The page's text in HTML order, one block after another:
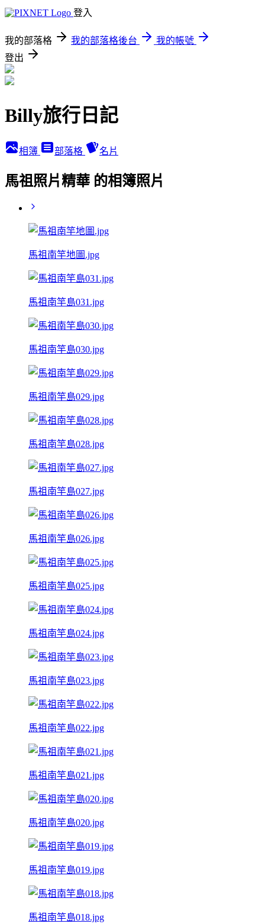
登入
我的部落格 我的部落格後台
我的帳號
登出
Billy旅行日記
相簿 部落格 名片
馬祖照片精華 的相簿照片
馬祖南竿地圖.jpg
馬祖南竿島031.jpg
馬祖南竿島030.jpg
馬祖南竿島029.jpg
馬祖南竿島028.jpg
馬祖南竿島027.jpg
馬祖南竿島026.jpg
馬祖南竿島025.jpg
馬祖南竿島024.jpg
馬祖南竿島023.jpg
馬祖南竿島022.jpg
馬祖南竿島021.jpg
馬祖南竿島020.jpg
馬祖南竿島019.jpg
馬祖南竿島018.jpg